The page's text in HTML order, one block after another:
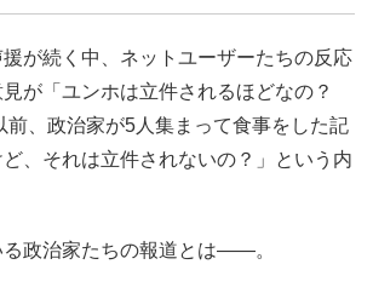
が続く中、ネットユーザーたちの反応
が「ユンホは立件されるほどなの？
前、政治家が5人集まって食事をした記
、それは立件されないの？」という内
政治家たちの報道とは――。